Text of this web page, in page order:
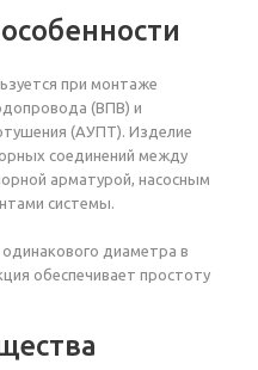
при монтаже
(ВПВ) и
(АУПТ). Изделие
соединений между
арматурой, насосным
системы.
диаметра в
обеспечивает простоту